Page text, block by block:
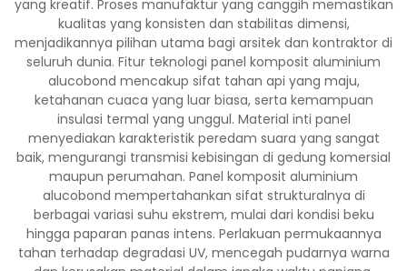
yang kreatif. Proses manufaktur yang canggih memastikan
kualitas yang konsisten dan stabilitas dimensi,
menjadikannya pilihan utama bagi arsitek dan kontraktor di
seluruh dunia. Fitur teknologi panel komposit aluminium
alucobond mencakup sifat tahan api yang maju,
ketahanan cuaca yang luar biasa, serta kemampuan
insulasi termal yang unggul. Material inti panel
menyediakan karakteristik peredam suara yang sangat
baik, mengurangi transmisi kebisingan di gedung komersial
maupun perumahan. Panel komposit aluminium
alucobond mempertahankan sifat strukturalnya di
berbagai variasi suhu ekstrem, mulai dari kondisi beku
hingga paparan panas intens. Perlakuan permukaannya
tahan terhadap degradasi UV, mencegah pudarnya warna